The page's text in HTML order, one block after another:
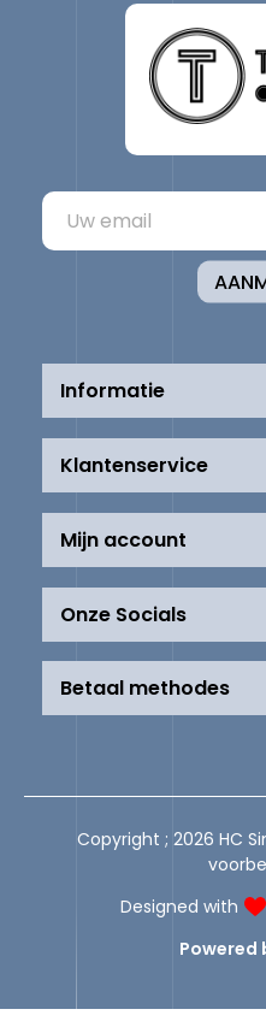
Informatie
Klantenservice
Mijn account
Onze Socials
Betaal methodes
Copyright ; 2026 HC
Designed with
Powered